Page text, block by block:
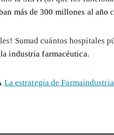
más de 300 millones al año
Sumad cuántos hospitales
industria farmacéutica.
La estrategia de